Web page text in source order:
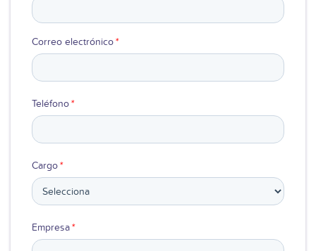
Correo electrónico*
Teléfono*
Cargo*
Empresa*